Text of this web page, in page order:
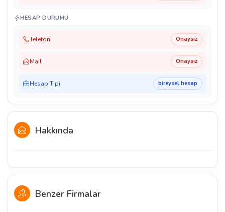
HESAP DURUMU
Telefon Onaysız
Mail Onaysız
Hesap Tipi bireysel hesap
Hakkında
Benzer Firmalar